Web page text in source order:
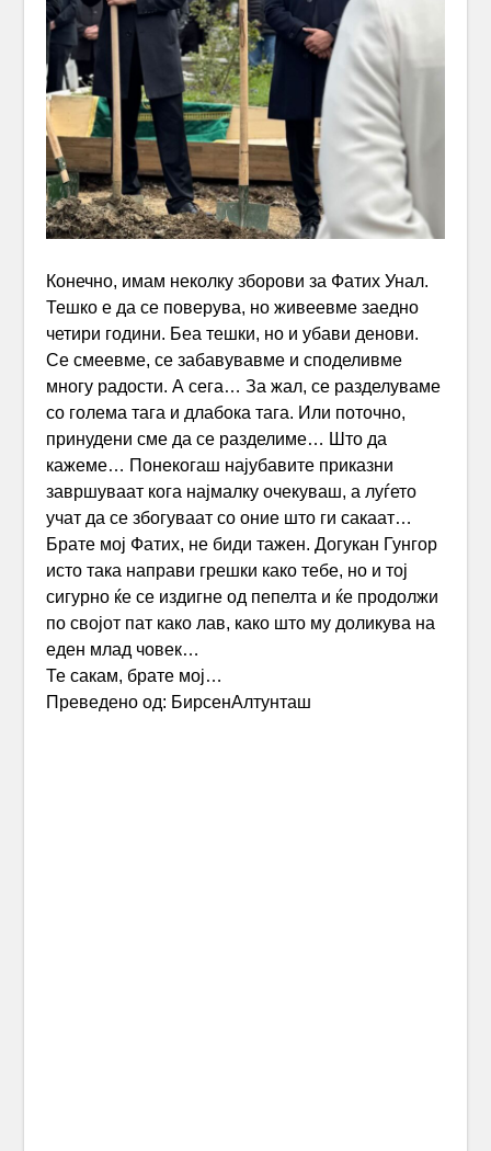
Конечно, имам неколку зборови за Фатих Унал.
Тешко е да се поверува, но живеевме заедно
четири години. Беа тешки, но и убави денови.
Се смеевме, се забавувавме и споделивме
многу радости. А сега… За жал, се разделуваме
со голема тага и длабока тага. Или поточно,
принудени сме да се разделиме… Што да
кажеме… Понекогаш најубавите приказни
завршуваат кога најмалку очекуваш, а луѓето
учат да се збогуваат со оние што ги сакаат…
Брате мој Фатих, не биди тажен. Догукан Гунгор
исто така направи грешки како тебе, но и тој
сигурно ќе се издигне од пепелта и ќе продолжи
по својот пат како лав, како што му доликува на
еден млад човек…
Те сакам, брате мој…
Преведено од: БирсенАлтунташ